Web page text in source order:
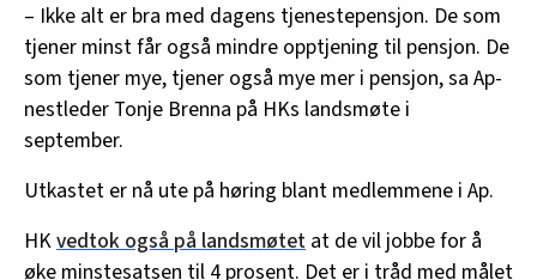
– Ikke alt er bra med dagens tjenestepensjon. De som
tjener minst får også mindre opptjening til pensjon. De
som tjener mye, tjener også mye mer i pensjon, sa Ap-
nestleder Tonje Brenna på HKs landsmøte i
september.
Utkastet er nå ute på høring blant medlemmene i Ap.
HKvedtok også på landsmøtet at de vil jobbe for å
øke minstesatsen til 4 prosent. Det er i tråd med målet